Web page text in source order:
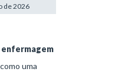
de 2026
enfermagem
uma